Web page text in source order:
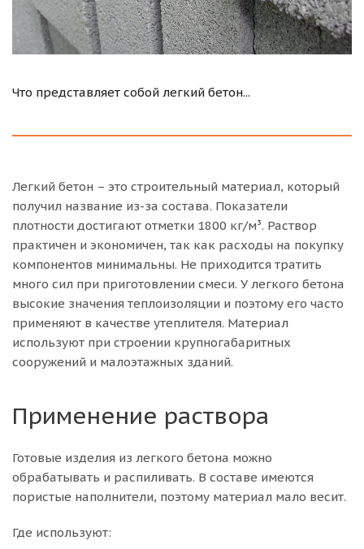
Что представляет собой легкий бетон...
Легкий бетон – это строительный материал, который
получил название из-за состава. Показатели
плотности достигают отметки 1800 кг/м³. Раствор
практичен и экономичен, так как расходы на покупку
компонентов минимальны. Не приходится тратить
много сил при приготовлении смеси. У легкого бетона
высокие значения теплоизоляции и поэтому его часто
применяют в качестве утеплителя. Материал
используют при строении крупногабаритных
сооружений и малоэтажных зданий.
Применение раствора
Готовые изделия из легкого бетона можно
обрабатывать и распиливать. В составе имеются
пористые наполнители, поэтому материал мало весит.
Где используют: